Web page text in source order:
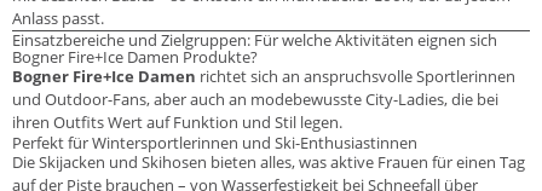
Anlass passt.
Einsatzbereiche und Zielgruppen: Für welche Aktivitäten eignen sich
Bogner Fire+Ice Damen Produkte?
Bogner Fire+Ice Damen richtet sich an anspruchsvolle Sportlerinnen
und Outdoor-Fans, aber auch an modebewusste City-Ladies, die bei
ihren Outfits Wert auf Funktion und Stil legen.
Perfekt für Wintersportlerinnen und Ski-Enthusiastinnen
Die Skijacken und Skihosen bieten alles, was aktive Frauen für einen Tag
auf der Piste brauchen – von Wasserfestigkeit bei Schneefall über